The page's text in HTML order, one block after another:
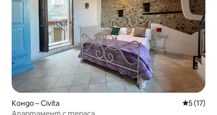
Кондо – Civita Средна
5 (17)